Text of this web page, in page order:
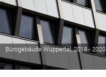
Bürogebäude Wuppertal, 2018 - 2020